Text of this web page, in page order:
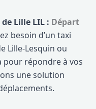
Lille LIL : Départ
besoin d’un taxi
Lille-Lesquin ou
pour répondre à vos
une solution